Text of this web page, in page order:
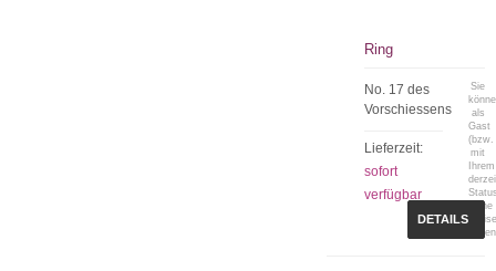
Ring
No. 17 des
Vorschiessens
Lieferzeit:
sofort
verfügbar
Sie
als
Gast
(bzw.
mit
Ihrem
keine
DETAILS